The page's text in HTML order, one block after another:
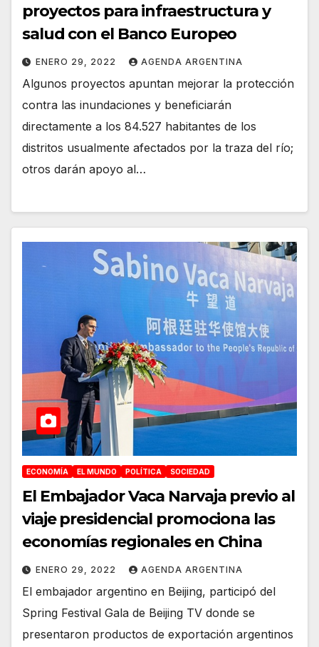
proyectos para infraestructura y
salud con el Banco Europeo
ENERO 29, 2022 AGENDA ARGENTINA
Algunos proyectos apuntan mejorar la protección
contra las inundaciones y beneficiarán
directamente a los 84.527 habitantes de los
distritos usualmente afectados por la traza del río;
otros darán apoyo al…
ECONOMÍA EL MUNDO POLÍTICA SOCIEDAD
El Embajador Vaca Narvaja previo al
viaje presidencial promociona las
economías regionales en China
ENERO 29, 2022 AGENDA ARGENTINA
El embajador argentino en Beijing, participó del
Spring Festival Gala de Beijing TV donde se
presentaron productos de exportación argentinos